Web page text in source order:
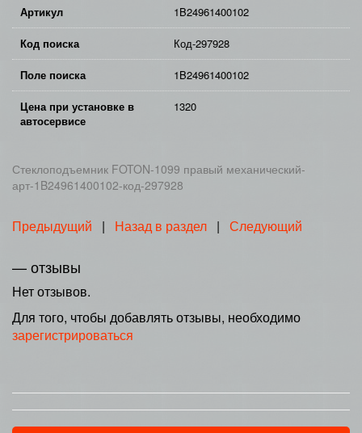
Артикул 1B24961400102
Код поиска Код-297928
Поле поиска 1B24961400102
Цена при установке в
автосервисе
1320
Стеклоподъемник FOTON-1099 правый механический-
арт-1B24961400102-код-297928
Предыдущий | Назад в раздел | Следующий
— отзывы
Нет отзывов.
Для того, чтобы добавлять отзывы, необходимо
зарегистрироваться